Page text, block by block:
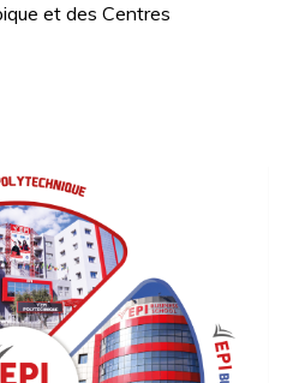
et des Centres